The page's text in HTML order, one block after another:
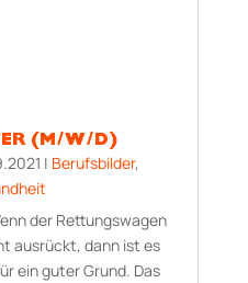
(M/W/D)
| Berufsbilder,
der Rettungswagen
ausrückt, dann ist es
ein guter Grund. Das